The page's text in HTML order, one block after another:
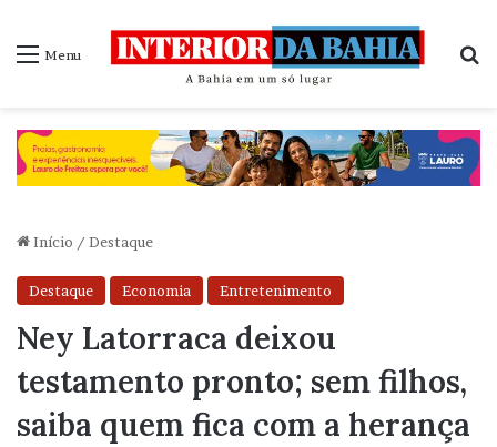
Menu
Início / Destaque
Destaque Economia Entretenimento
Ney Latorraca deixou
testamento pronto; sem filhos,
saiba quem fica com a herança